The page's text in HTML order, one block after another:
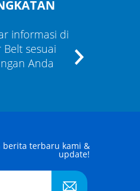
informasi di
Belt sesuai
Anda
berita terbaru kami &
update!